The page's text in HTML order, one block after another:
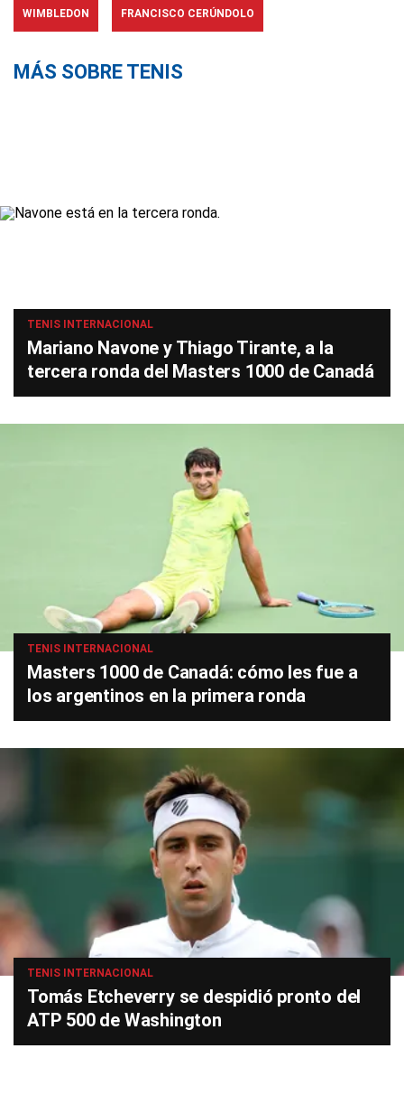
WIMBLEDON FRANCISCO CERÚNDOLO
MÁS SOBRE TENIS
TENIS INTERNACIONAL
Mariano Navone y Thiago Tirante, a la
tercera ronda del Masters 1000 de Canadá
TENIS INTERNACIONAL
Masters 1000 de Canadá: cómo les fue a
los argentinos en la primera ronda
TENIS INTERNACIONAL
Tomás Etcheverry se despidió pronto del
ATP 500 de Washington